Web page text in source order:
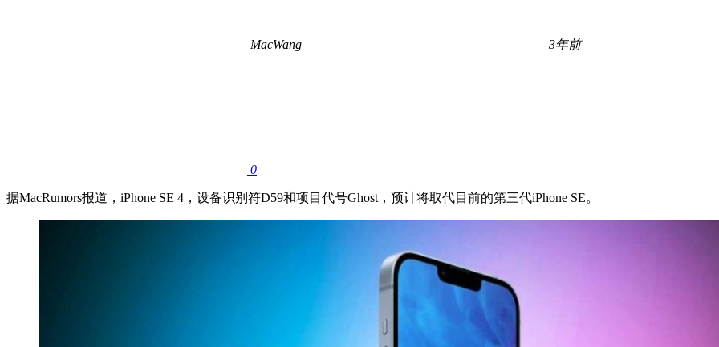
MacWang 3年前
0
据MacRumors报道，‌iPhone SE ‌4，设备识别符D59和项目代号Ghost，预计将取代目前的第三代‌iPhone SE‌。